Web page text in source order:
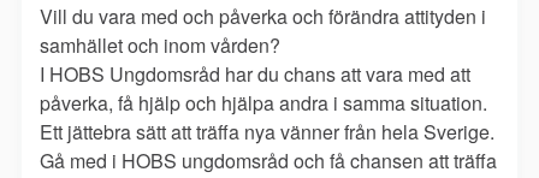
Vill du vara med och påverka och förändra attityden i
samhället och inom vården?
I HOBS Ungdomsråd har du chans att vara med att
påverka, få hjälp och hjälpa andra i samma situation.
Ett jättebra sätt att träffa nya vänner från hela Sverige.
Gå med i HOBS ungdomsråd och få chansen att träffa